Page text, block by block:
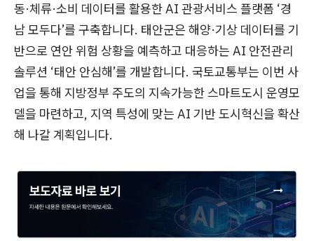
동·체류·소비 데이터를 활용한 AI 관광서비스 플랫폼 ‘경
남 모두다’를 구축합니다. 태안군은 해양·기상 데이터를 기
반으로 연안 위험 상황을 예측하고 대응하는 AI 안전관리
솔루션 ‘태안 안심해’를 개발합니다. 국토교통부는 이번 사
업을 통해 지방정부 주도의 지속가능한 스마트도시 운영모
델을 마련하고, 지역 특성에 맞는 AI 기반 도시혁신을 확산
해 나갈 계획입니다.